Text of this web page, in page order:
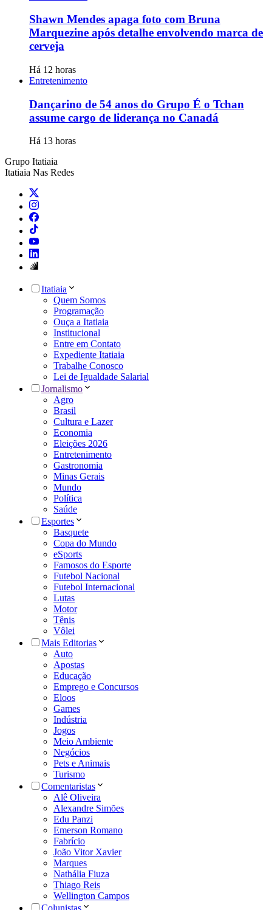
Shawn Mendes apaga foto com Bruna
Marquezine após detalhe envolvendo marca de
cerveja
Há 12 horas
Entretenimento
Dançarino de 54 anos do Grupo É o Tchan
assume cargo de liderança no Canadá
Há 13 horas
Grupo Itatiaia
Itatiaia Nas Redes
Itatiaia
Quem Somos
Programação
Ouça a Itatiaia
Institucional
Entre em Contato
Expediente Itatiaia
Trabalhe Conosco
Lei de Igualdade Salarial
Jornalismo
Agro
Brasil
Cultura e Lazer
Economia
Eleições 2026
Entretenimento
Gastronomia
Minas Gerais
Mundo
Política
Saúde
Esportes
Basquete
Copa do Mundo
eSports
Famosos do Esporte
Futebol Nacional
Futebol Internacional
Lutas
Motor
Tênis
Vôlei
Mais Editorias
Auto
Apostas
Educação
Emprego e Concursos
Eloos
Games
Indústria
Jogos
Meio Ambiente
Negócios
Pets e Animais
Turismo
Comentaristas
Alê Oliveira
Alexandre Simões
Edu Panzi
Emerson Romano
Fabrício
João Vitor Xavier
Marques
Nathália Fiuza
Thiago Reis
Wellington Campos